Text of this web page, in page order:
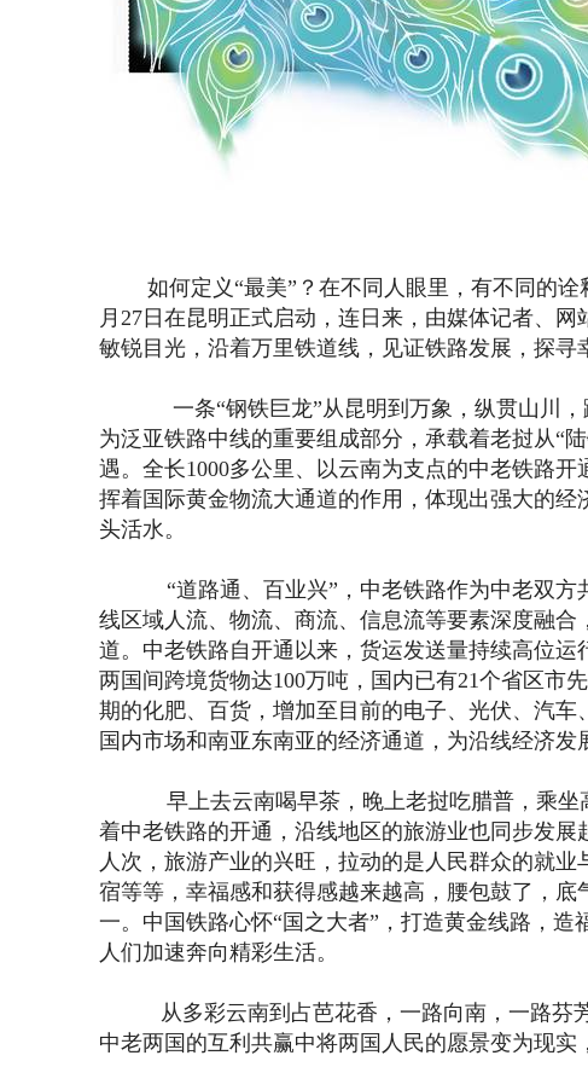
如何定义“最美”？在不同人眼里，有不同的诠
月27日在昆明正式启动，连日来，由媒体记者、
敏锐目光，沿着万里铁道线，见证铁路发展，探寻
一条“钢铁巨龙”从昆明到万象，纵贯山川，
为泛亚铁路中线的重要组成部分，承载着老挝从“
遇。全长1000多公里、以云南为支点的中老铁路
挥着国际黄金物流大通道的作用，体现出强大的
头活水。
“道路通、百业兴”，中老铁路作为中老双方共
线区域人流、物流、商流、信息流等要素深度融
道。中老铁路自开通以来，货运发送量持续高位
两国间跨境货物达100万吨，国内已有21个省区市
期的化肥、百货，增加至目前的电子、光伏、汽
国内市场和南亚东南亚的经济通道，为沿线经济发
早上去云南喝早茶，晚上老挝吃腊普，乘坐高
着中老铁路的开通，沿线地区的旅游业也同步发
人次，旅游产业的兴旺，拉动的是人民群众的就
宿等等，幸福感和获得感越来越高，腰包鼓了，
一。中国铁路心怀“国之大者”，打造黄金线路，
人们加速奔向精彩生活。
从多彩云南到占芭花香，一路向南，一路芬芳
中老两国的互利共赢中将两国人民的愿景变为现实